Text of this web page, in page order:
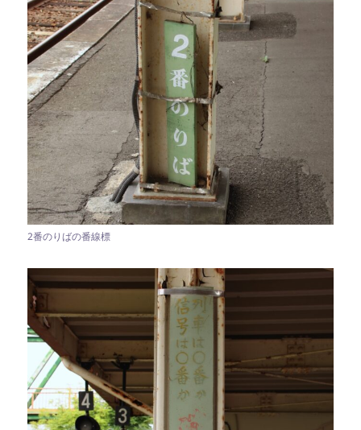
2番のりばの番線標